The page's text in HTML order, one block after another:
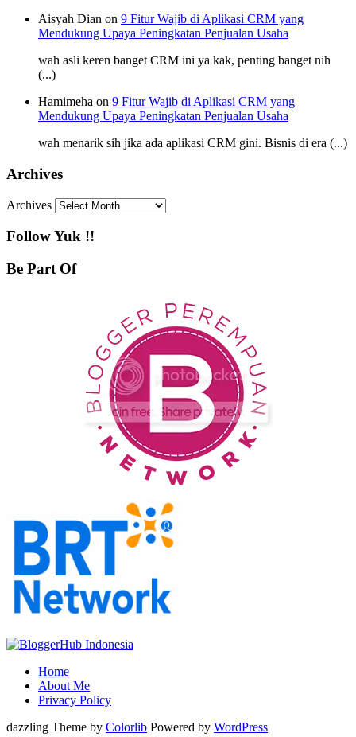
Aisyah Dian on 9 Fitur Wajib di Aplikasi CRM yang
Mendukung Upaya Peningkatan Penjualan Usaha
wah asli keren banget CRM ini ya kak, penting banget nih
(...)
Hamimeha on 9 Fitur Wajib di Aplikasi CRM yang
Mendukung Upaya Peningkatan Penjualan Usaha
wah menarik sih jika ada aplikasi CRM gini. Bisnis di era (...)
Archives
Archives
Follow Yuk !!
Be Part Of
Home
About Me
Privacy Policy
dazzling Theme by Colorlib Powered by WordPress